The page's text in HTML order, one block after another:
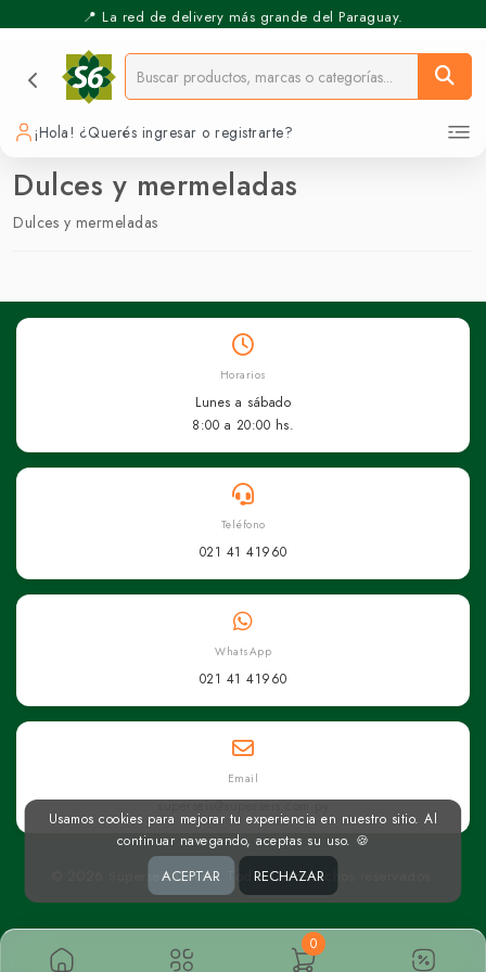
📍 La red de delivery más grande del Paraguay.
¡Hola! ¿Querés ingresar o registrarte?
Dulces y mermeladas
Dulces y mermeladas
0
Horarios
Lunes a sábado
8:00 a 20:00 hs.
Teléfono
021 41 41960
WhatsApp
021 41 41960
Email
superseis@superseis.com.py
© 2026 Superseis Online. Todos los derechos reservados.
Usamos cookies para mejorar tu experiencia en nuestro sitio. Al
continuar navegando, aceptas su uso. 🍪
ACEPTAR RECHAZAR